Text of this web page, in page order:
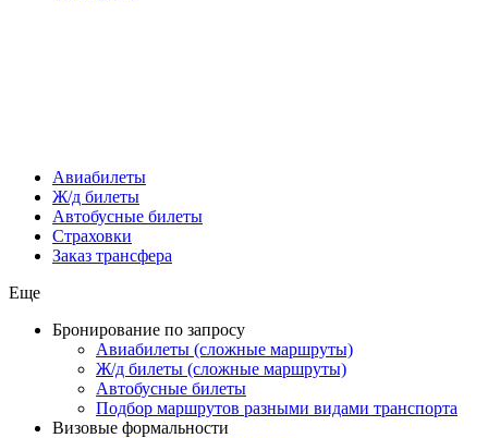
Авиабилеты
Ж/д билеты
Автобусные билеты
Страховки
Заказ трансфера
Еще
Бронирование по запросу
Авиабилеты (сложные маршруты)
Ж/д билеты (сложные маршруты)
Автобусные билеты
Подбор маршрутов разными видами транспорта
Визовые формальности